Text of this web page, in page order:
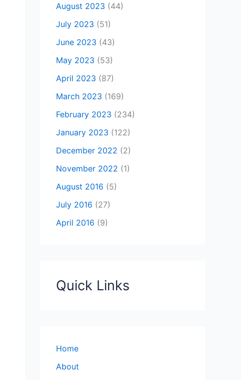
August 2023 (44)
July 2023 (51)
June 2023 (43)
May 2023 (53)
April 2023 (87)
March 2023 (169)
February 2023 (234)
January 2023 (122)
December 2022 (2)
November 2022 (1)
August 2016 (5)
July 2016 (27)
April 2016 (9)
Quick Links
Home
About